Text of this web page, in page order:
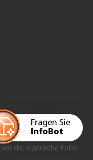
Fragen Sie
InfoBot
die männliche Form